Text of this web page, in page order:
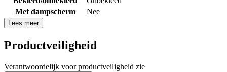
Met dampscherm
Nee
Lees meer
Productveiligheid
Verantwoordelijk voor productveiligheid zie